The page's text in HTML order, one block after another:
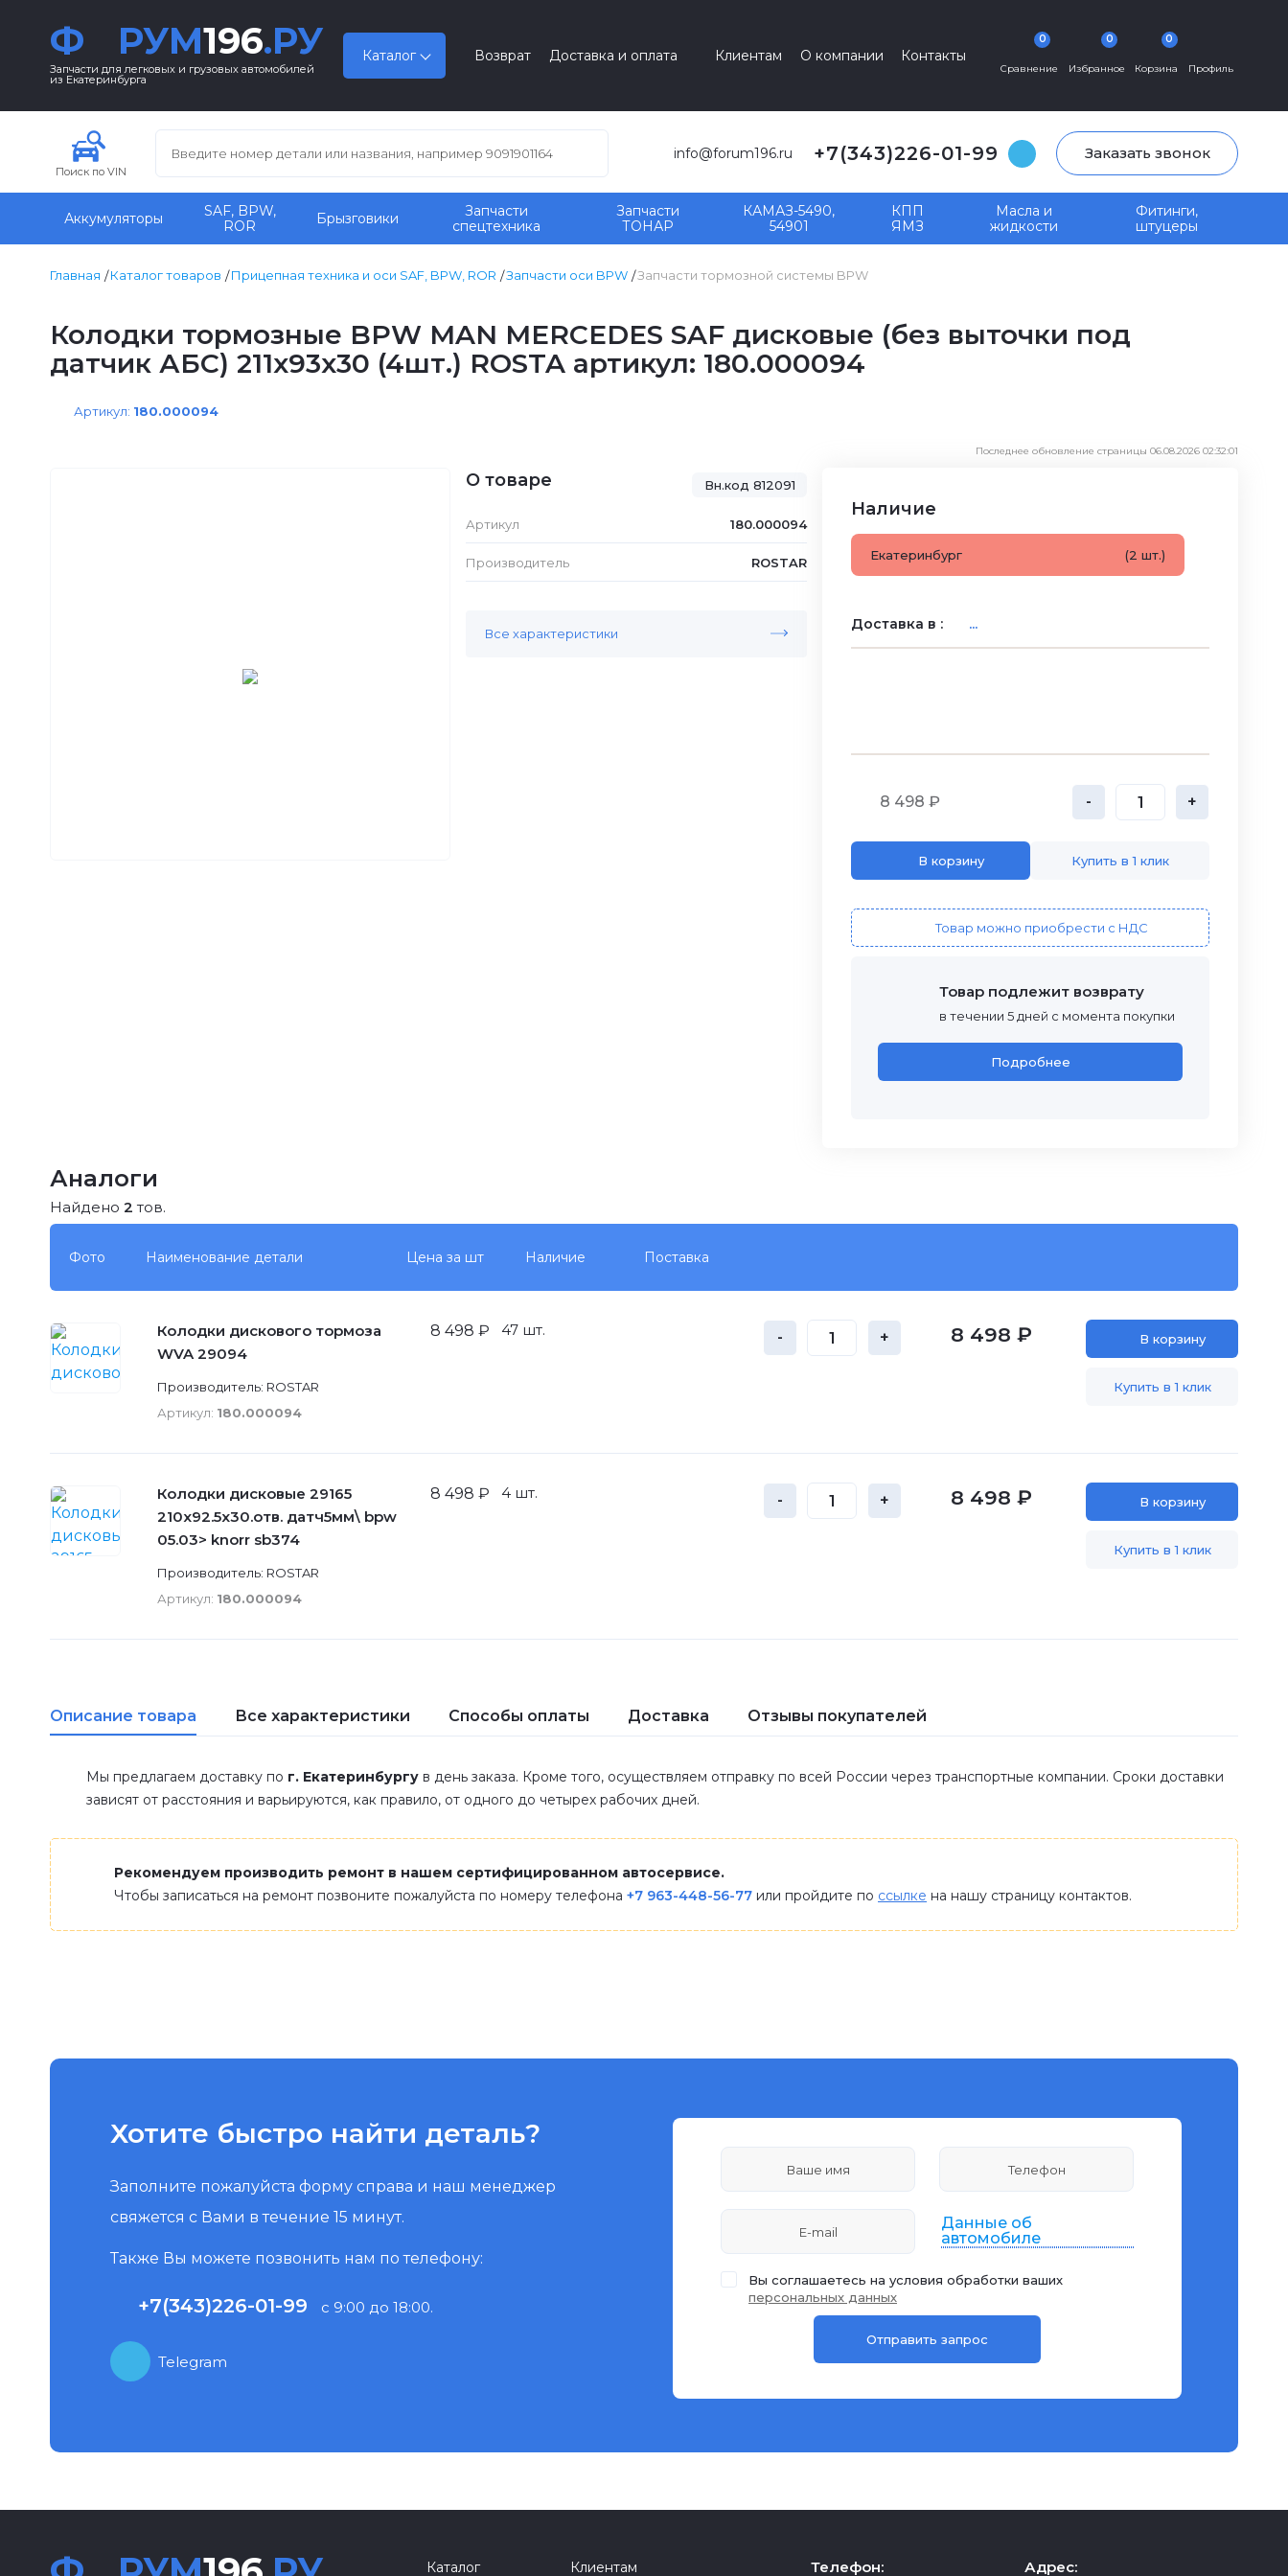
Ф РУМ196.РУ
Запчасти для легковых и грузовых автомобилей
из Екатеринбурга
Каталог Возврат Доставка и оплата Клиентам О компании Контакты
Сравнение
0
Избранное
0
Корзина
0
Профиль
Поиск по VIN
info@forum196.ru +7(343)226-01-99 Заказать звонок
Аккумуляторы
SAF, BPW,
ROR
Брызговики
Запчасти
спецтехника
Запчасти
ТОНАР
КАМАЗ-5490,
54901
КПП
ЯМЗ
Масла и
жидкости
Фитинги,
штуцеры
Главная Каталог товаров Прицепная техника и оси SAF, BPW, ROR Запчасти оси BPW Запчасти тормозной системы BPW
Колодки тормозные BPW MAN MERCEDES SAF дисковые (без выточки под
датчик АБС) 211x93x30 (4шт.) ROSTA артикул: 180.000094
Артикул: 180.000094
Последнее обновление страницы 06.08.2026 02:32:01
Вн.код 812091
О товаре
Артикул 180.000094
Производитель ROSTAR
Все характеристики
Наличие
Екатеринбург (2 шт.)
Доставка в : ...
8 498 ₽ - +
В корзину Купить в 1 клик
Товар можно приобрести с НДС
Товар подлежит возврату
в течении 5 дней с момента покупки
Подробнее
Аналоги
Найдено 2 тов.
Фото Наименование детали Цена за шт Наличие Поставка
Колодки дискового тормоза
WVA 29094
Производитель: ROSTAR
Артикул: 180.000094
8 498 ₽ 47 шт. - + 8 498 ₽ В корзину
Купить в 1 клик
Колодки дисковые 29165
210x92.5x30.отв. датч5мм\ bpw
05.03> knorr sb374
Производитель: ROSTAR
Артикул: 180.000094
8 498 ₽ 4 шт. - + 8 498 ₽ В корзину
Купить в 1 клик
Описание товара Все характеристики Способы оплаты Доставка Отзывы покупателей
Мы предлагаем доставку по г. Екатеринбургу в день заказа. Кроме того, осуществляем отправку по всей России через транспортные компании. Сроки доставки
зависят от расстояния и варьируются, как правило, от одного до четырех рабочих дней.
Рекомендуем производить ремонт в нашем сертифицированном автосервисе.
Чтобы записаться на ремонт позвоните пожалуйста по номеру телефона +7 963-448-56-77 или пройдите по ссылке на нашу страницу контактов.
Хотите быстро найти деталь?
Заполните пожалуйста форму справа и наш менеджер
свяжется с Вами в течение 15 минут.
Также Вы можете позвонить нам по телефону:
+7(343)226-01-99 с 9:00 до 18:00.
Telegram
Данные об
автомобиле
Вы соглашаетесь на условия обработки ваших
персональных данных
Каталог Клиентам Телефон: Адрес: